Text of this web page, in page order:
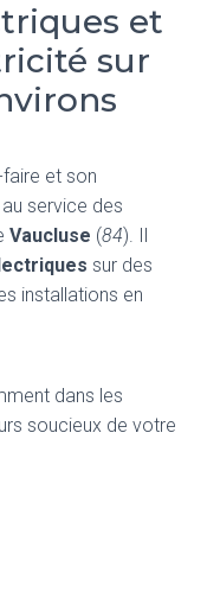
et
sur
et son
au service des
Vaucluse (84). Il
sur des
installations en
dans les
soucieux de votre